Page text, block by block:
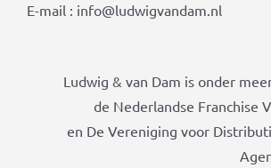
E-mail : info@ludwigvandam.nl
Ludwig & van Dam is onder
de Nederlandse Franchise
en De Vereniging voor